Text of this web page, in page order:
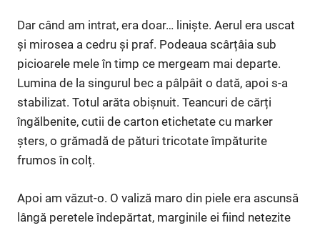
Dar când am intrat, era doar… liniște. Aerul era uscat
și mirosea a cedru și praf. Podeaua scârțâia sub
picioarele mele în timp ce mergeam mai departe.
Lumina de la singurul bec a pâlpâit o dată, apoi s-a
stabilizat. Totul arăta obișnuit. Teancuri de cărți
îngălbenite, cutii de carton etichetate cu marker
șters, o grămadă de pături tricotate împăturite
frumos în colț.
Apoi am văzut-o. O valiză maro din piele era ascunsă
lângă peretele îndepărtat, marginile ei fiind netezite